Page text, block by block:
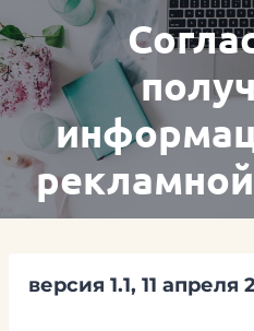
Перейти
к
содержимому
версия 1.1, 11 апреля